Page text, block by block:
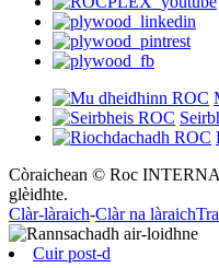
Còraichean © Roc
glèidhte.
Clàr-làraich-Clàr na
Cuir post-d